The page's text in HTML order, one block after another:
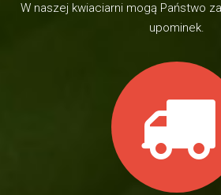
W naszej kwiaciarni mogą Państwo
upominek.